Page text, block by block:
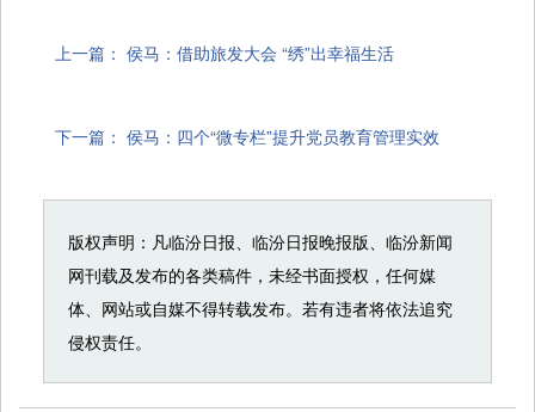
上一篇： 侯马：借助旅发大会 “绣”出幸福生活
下一篇： 侯马：四个“微专栏”提升党员教育管理实效
版权声明：凡临汾日报、临汾日报晚报版、临汾新闻
网刊载及发布的各类稿件，未经书面授权，任何媒
体、网站或自媒不得转载发布。若有违者将依法追究
侵权责任。